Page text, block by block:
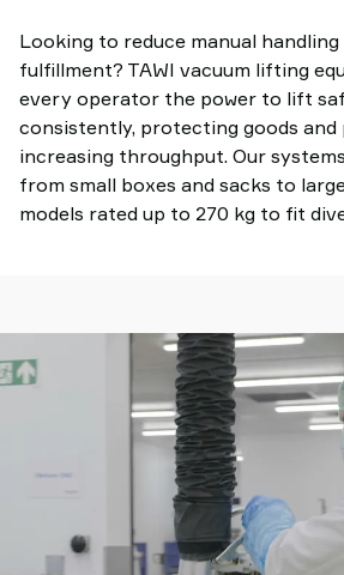
Looking to reduce manual handling
fulfillment? TAWI vacuum lifting
every operator the power to lift
consistently, protecting goods and
increasing throughput. Our
from small boxes and sacks to
models rated up to 270 kg to fit
Support
Case
Studies
Lifting
Insights
Contact
Us